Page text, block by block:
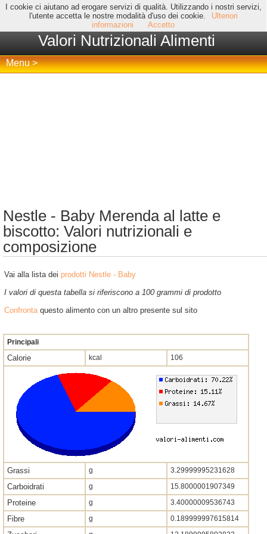
I cookie ci aiutano ad erogare servizi di qualità. Utilizzando i nostri servizi,
l'utente accetta le nostre modalità d'uso dei cookie.
Ulteriori
informazioni
Accetto
Valori Nutrizionali Alimenti
Menu >
Nestle - Baby Merenda al latte e
biscotto: Valori nutrizionali e
composizione
Vai alla lista dei prodotti Nestle - Baby
I valori di questa tabella si riferiscono a 100 grammi di prodotto
Confrontaquesto alimento con un altro presente sul sito
Principali
Calorie kcal 106
Grassi g 3.29999995231628
Carboidrati g 15.8000001907349
Proteine g 3.40000009536743
Fibre g 0.189999997615814